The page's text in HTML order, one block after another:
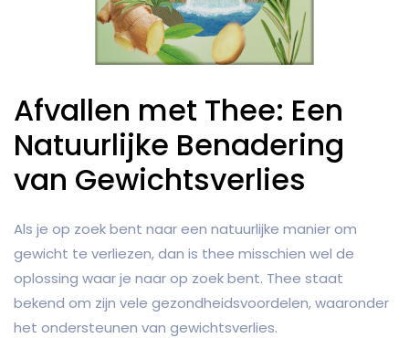
Afvallen met Thee: Een
Natuurlijke Benadering
van Gewichtsverlies
Als je op zoek bent naar een natuurlijke manier om
gewicht te verliezen, dan is thee misschien wel de
oplossing waar je naar op zoek bent. Thee staat
bekend om zijn vele gezondheidsvoordelen, waaronder
het ondersteunen van gewichtsverlies.